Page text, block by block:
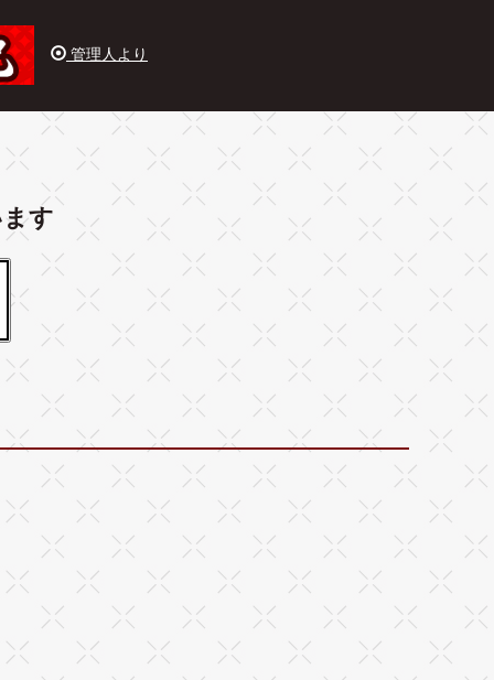
管理人より
す